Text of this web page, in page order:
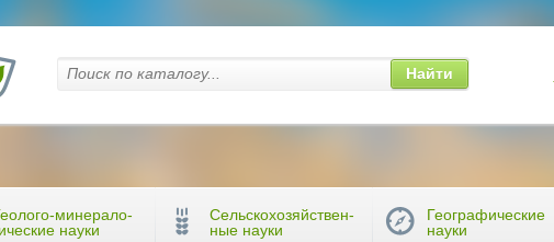
Найти
минерало-
науки
Сельскохозяйствен-
ные науки
Географические
науки